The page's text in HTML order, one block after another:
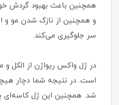
همچنین باعث بهبود گردش
و همچنین از نازک شدن مو و
سر جلوگیری می‌کند.
در ژل واکس ریواژن از الکل و
است. در نتیجه شما دچار
شد. همچنین این ژل کاسه‌ای